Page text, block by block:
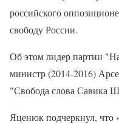
российского
свободу России.
Об этом лидер партии
министр (2014-2016)
"Свобода слова Савика
Яценюк подчеркнул, что